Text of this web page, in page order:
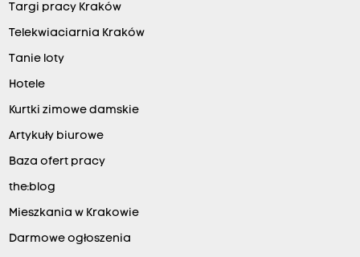
Targi pracy Kraków
Telekwiaciarnia Kraków
Tanie loty
Hotele
Kurtki zimowe damskie
Artykuły biurowe
Baza ofert pracy
the:blog
Mieszkania w Krakowie
Darmowe ogłoszenia